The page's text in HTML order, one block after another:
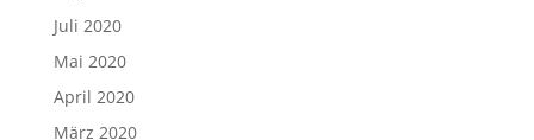
Juli 2020
Mai 2020
April 2020
März 2020